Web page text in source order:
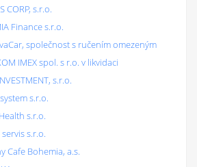
CORP, s.r.o.
Finance s.r.o.
společnost s ručením omezeným
IMEX spol. s r.o. v likvidaci
s.r.o.
s.r.o.
s.r.o.
servis s.r.o.
Cafe Bohemia, a.s.